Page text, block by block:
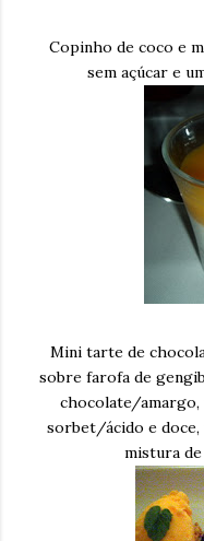
Copinho de coco e
sem açúcar e
Mini tarte de
sobre farofa de
chocolate/amargo,
sorbet/ácido e
mistura de